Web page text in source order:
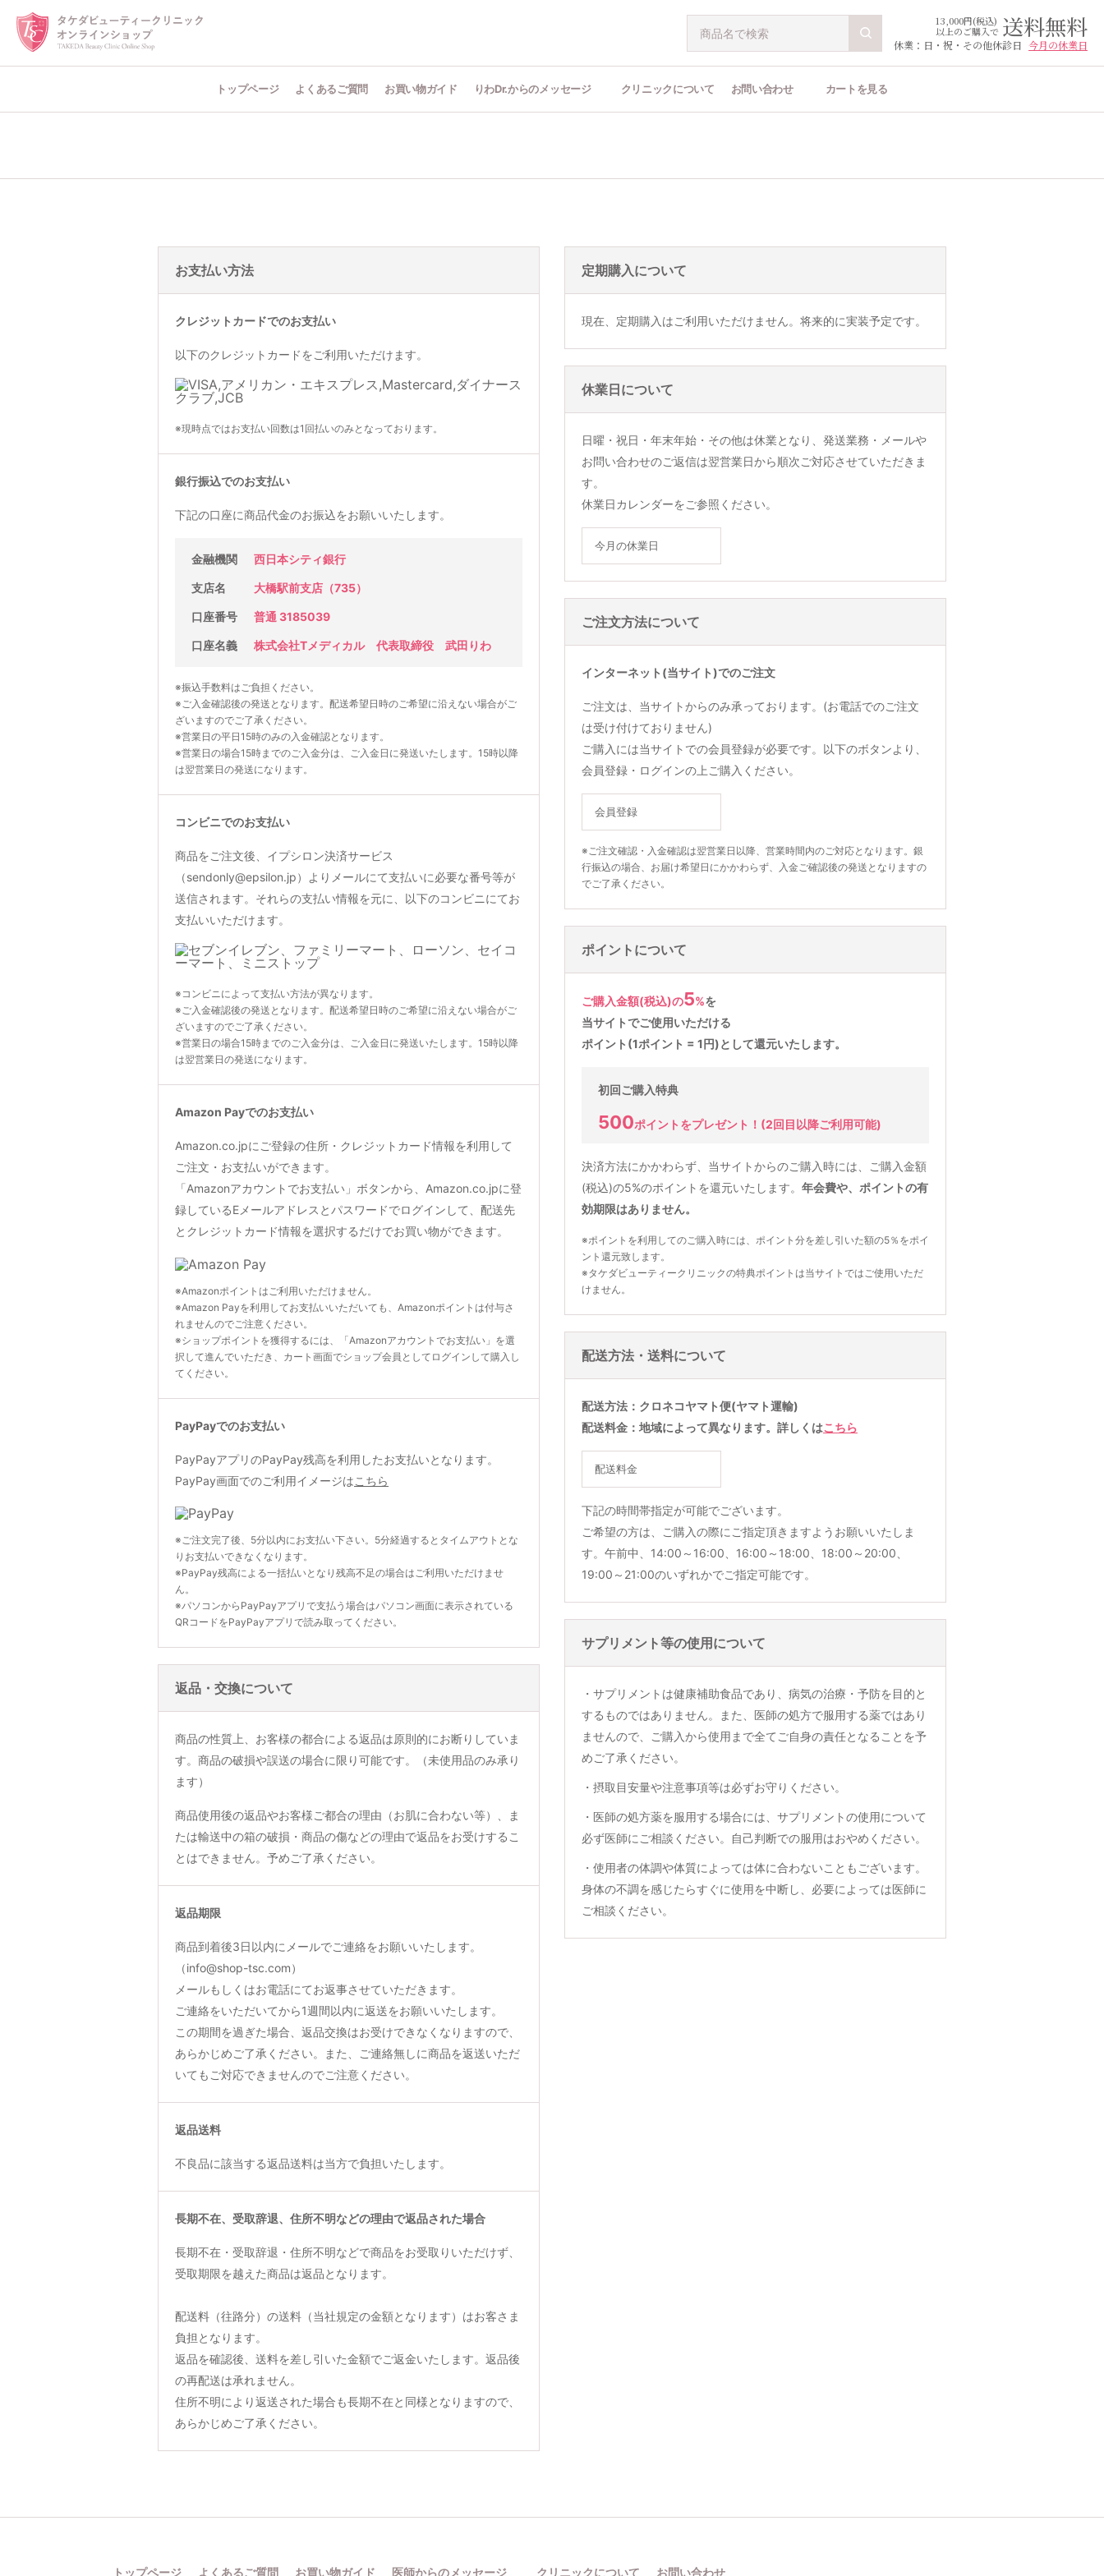
13,000円(税込)
以上のご購入で 送料無料
休業：日・祝・その他休診日 今月の休業日
トップページ よくあるご質問 お買い物ガイド りわDr.からのメッセージ クリニックについて お問い合わせ カートを見る
お支払い方法
クレジットカードでのお支払い
以下のクレジットカードをご利用いただけます。
※現時点ではお支払い回数は1回払いのみとなっております。
銀行振込でのお支払い
下記の口座に商品代金のお振込をお願いいたします。
金融機関 西日本シティ銀行
支店名 大橋駅前支店（735）
口座番号 普通 3185039
口座名義 株式会社Tメディカル 代表取締役 武田りわ
※振込手数料はご負担ください。
※ご入金確認後の発送となります。配送希望日時のご希望に沿えない場合がご
ざいますのでご了承ください。
※営業日の平日15時のみの入金確認となります。
※営業日の場合15時までのご入金分は、ご入金日に発送いたします。15時以降
は翌営業日の発送になります。
コンビニでのお支払い
商品をご注文後、イプシロン決済サービス
（sendonly@epsilon.jp）よりメールにて支払いに必要な番号等が
送信されます。それらの支払い情報を元に、以下のコンビニにてお
支払いいただけます。
※コンビニによって支払い方法が異なります。
※ご入金確認後の発送となります。配送希望日時のご希望に沿えない場合がご
ざいますのでご了承ください。
※営業日の場合15時までのご入金分は、ご入金日に発送いたします。15時以降
は翌営業日の発送になります。
Amazon Payでのお支払い
Amazon.co.jpにご登録の住所・クレジットカード情報を利用して
ご注文・お支払いができます。
「Amazonアカウントでお支払い」ボタンから、Amazon.co.jpに登
録しているEメールアドレスとパスワードでログインして、配送先
とクレジットカード情報を選択するだけでお買い物ができます。
※Amazonポイントはご利用いただけません。
※Amazon Payを利用してお支払いいただいても、Amazonポイントは付与さ
れませんのでご注意ください。
※ショップポイントを獲得するには、「Amazonアカウントでお支払い」を選
択して進んでいただき、カート画面でショップ会員としてログインして購入し
てください。
PayPayでのお支払い
PayPayアプリのPayPay残高を利用したお支払いとなります。
PayPay画面でのご利用イメージはこちら
※ご注文完了後、5分以内にお支払い下さい。5分経過するとタイムアウトとな
りお支払いできなくなります。
※PayPay残高による一括払いとなり残高不足の場合はご利用いただけませ
ん。
※パソコンからPayPayアプリで支払う場合はパソコン画面に表示されている
QRコードをPayPayアプリで読み取ってください。
返品・交換について
商品の性質上、お客様の都合による返品は原則的にお断りしていま
す。商品の破損や誤送の場合に限り可能です。（未使用品のみ承り
ます）
商品使用後の返品やお客様ご都合の理由（お肌に合わない等）、ま
たは輸送中の箱の破損・商品の傷などの理由で返品をお受けするこ
とはできません。予めご了承ください。
返品期限
商品到着後3日以内にメールでご連絡をお願いいたします。
（info@shop-tsc.com）
メールもしくはお電話にてお返事させていただきます。
ご連絡をいただいてから1週間以内に返送をお願いいたします。
この期間を過ぎた場合、返品交換はお受けできなくなりますので、
あらかじめご了承ください。また、ご連絡無しに商品を返送いただ
いてもご対応できませんのでご注意ください。
返品送料
不良品に該当する返品送料は当方で負担いたします。
長期不在、受取辞退、住所不明などの理由で返品された場合
長期不在・受取辞退・住所不明などで商品をお受取りいただけず、
受取期限を越えた商品は返品となります。
配送料（往路分）の送料（当社規定の金額となります）はお客さま
負担となります。
返品を確認後、送料を差し引いた金額でご返金いたします。返品後
の再配送は承れません。
住所不明により返送された場合も長期不在と同様となりますので、
あらかじめご了承ください。
定期購入について
現在、定期購入はご利用いただけません。将来的に実装予定です。
休業日について
日曜・祝日・年末年始・その他は休業となり、発送業務・メールや
お問い合わせのご返信は翌営業日から順次ご対応させていただきま
す。
休業日カレンダーをご参照ください。
今月の休業日
ご注文方法について
インターネット(当サイト)でのご注文
ご注文は、当サイトからのみ承っております。(お電話でのご注文
は受け付けておりません)
ご購入には当サイトでの会員登録が必要です。以下のボタンより、
会員登録・ログインの上ご購入ください。
会員登録
※ご注文確認・入金確認は翌営業日以降、営業時間内のご対応となります。銀
行振込の場合、お届け希望日にかかわらず、入金ご確認後の発送となりますの
でご了承ください。
ポイントについて
ご購入金額(税込)の5%を
当サイトでご使用いただける
ポイント(1ポイント = 1円)として還元いたします。
初回ご購入特典
500ポイントをプレゼント！ (2回目以降ご利用可能)
決済方法にかかわらず、当サイトからのご購入時には、ご購入金額
(税込)の5%のポイントを還元いたします。 年会費や、ポイントの有
効期限はありません。
※ポイントを利用してのご購入時には、ポイント分を差し引いた額の5％をポイ
ント還元致します。
※タケダビューティークリニックの特典ポイントは当サイトではご使用いただ
けません。
配送方法・送料について
配送方法
クロネコヤマト便(ヤマト運輸)
配送料金
地域によって異なります。詳しくはこちら
配送料金
下記の時間帯指定が可能でございます。
ご希望の方は、ご購入の際にご指定頂きますようお願いいたしま
す。午前中、14:00～16:00、16:00～18:00、18:00～20:00、
19:00～21:00のいずれかでご指定可能です。
サプリメント等の使用について
・サプリメントは健康補助食品であり、病気の治療・予防を目的と
するものではありません。また、医師の処方で服用する薬ではあり
ませんので、ご購入から使用まで全てご自身の責任となることを予
めご了承ください。
・摂取目安量や注意事項等は必ずお守りください。
・医師の処方薬を服用する場合には、サプリメントの使用について
必ず医師にご相談ください。自己判断での服用はおやめください。
・使用者の体調や体質によっては体に合わないこともございます。
身体の不調を感じたらすぐに使用を中断し、必要によっては医師に
ご相談ください。
トップページ よくあるご質問 お買い物ガイド 医師からのメッセージ クリニックについて お問い合わせ